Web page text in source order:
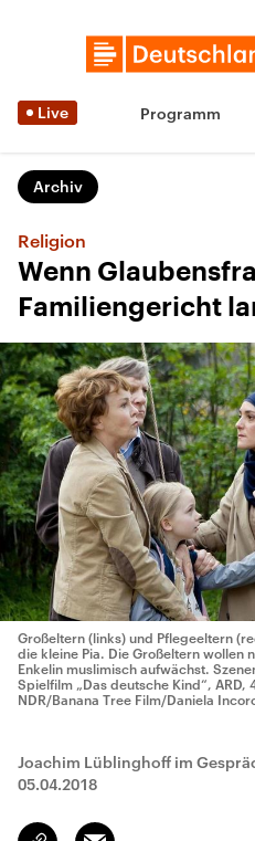
Live Programm
Archiv
Religion
Wenn
Familiengericht
Großeltern (links) und Pflegeeltern
die kleine Pia. Die Großeltern wollen
Enkelin muslimisch aufwächst.
Spielfilm „Das deutsche Kind“, ARD,
NDR/Banana Tree Film/Daniela
Joachim Lüblinghoff im
05.04.2018
Link
Email